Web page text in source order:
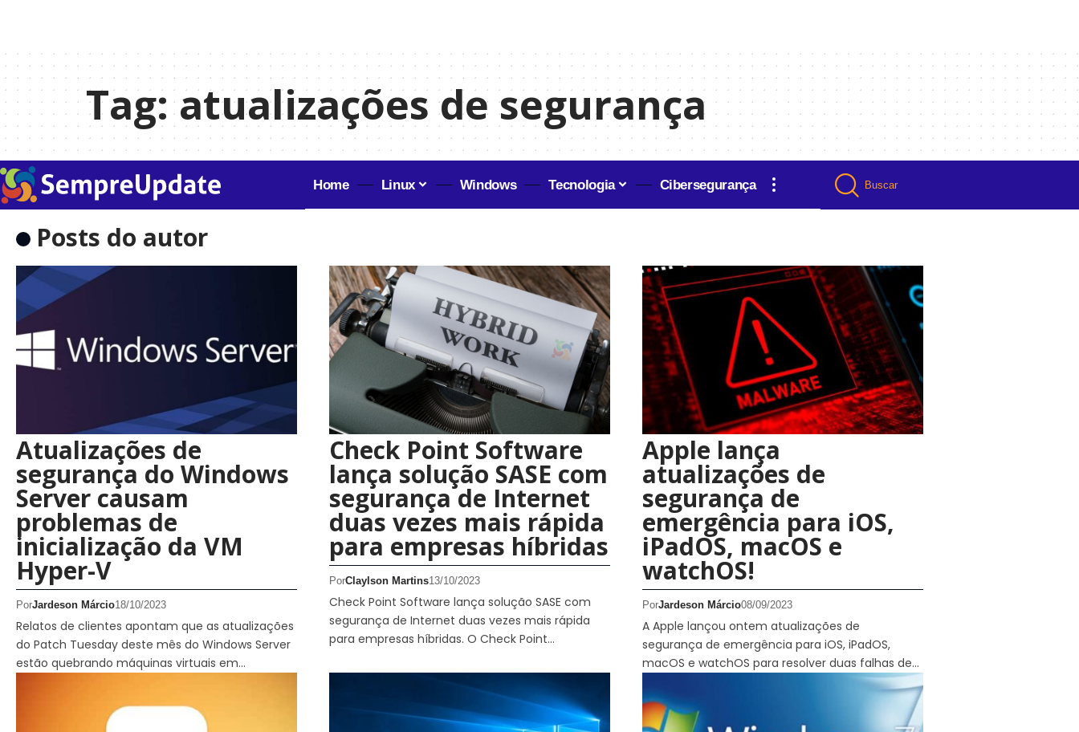
Tag:atualizações de segurança
Home Linux Windows Tecnologia Cibersegurança Buscar
Posts do autor
Atualizações de
segurança do Windows
Server causam
problemas de
inicialização da VM
Hyper-V
PorJardeson Márcio18/10/2023
Relatos de clientes apontam que as atualizações
do Patch Tuesday deste mês do Windows Server
estão quebrando máquinas virtuais em…
Check Point Software
lança solução SASE com
segurança de Internet
duas vezes mais rápida
para empresas híbridas
PorClaylson Martins13/10/2023
Check Point Software lança solução SASE com
segurança de Internet duas vezes mais rápida
para empresas híbridas. O Check Point…
Apple lança
atualizações de
segurança de
emergência para iOS,
iPadOS, macOS e
watchOS!
PorJardeson Márcio08/09/2023
A Apple lançou ontem atualizações de
segurança de emergência para iOS, iPadOS,
macOS e watchOS para resolver duas falhas de…